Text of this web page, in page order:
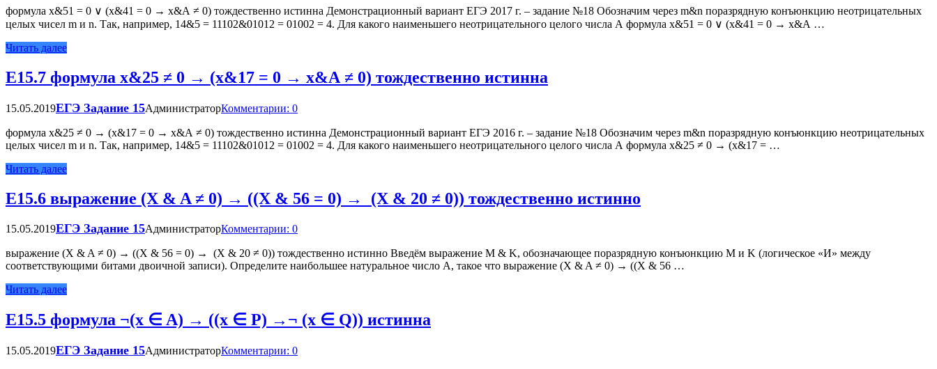
формула x&51 = 0 ∨ (x&41 = 0 → x&А ≠ 0) тождественно истинна Демонстрационный вариант ЕГЭ 2017 г. – задание №18 Обозначим через m&n поразрядную конъюнкцию неотрицательных
целых чисел m и n. Так, например, 14&5 = 11102&01012 = 01002 = 4. Для какого наименьшего неотрицательного целого числа А формула x&51 = 0 ∨ (x&41 = 0 → x&А …
Читать далее
Е15.7 фор­му­ла x&25 ≠ 0 → (x&17 = 0 → x&А ≠ 0) тож­де­ствен­но ис­тин­на
15.05.2019ЕГЭ Задание 15АдминистраторКомментарии: 0
фор­му­ла x&25 ≠ 0 → (x&17 = 0 → x&А ≠ 0) тож­де­ствен­но ис­тин­на Демонстрационный вариант ЕГЭ 2016 г. – задание №18 Обо­зна­чим через m&n по­раз­ряд­ную конъ­юнк­цию не­от­ри­ца­тель­ных
целых чисел m и n. Так, на­при­мер, 14&5 = 11102&01012 = 01002 = 4. Для ка­ко­го наи­мень­ше­го не­от­ри­ца­тель­но­го це­ло­го числа А фор­му­ла x&25 ≠ 0 → (x&17 = …
Читать далее
Е15.6 выражение (X & A ≠ 0) → ((X & 56 = 0) → (X & 20 ≠ 0)) тождественно истинно
15.05.2019ЕГЭ Задание 15АдминистраторКомментарии: 0
выражение (X & A ≠ 0) → ((X & 56 = 0) → (X & 20 ≠ 0)) тождественно истинно Введём выражение M & K, обозначающее поразрядную конъюнкцию M и K (логическое «И» между
соответствующими битами двоичной записи). Определите наибольшее натуральное число A, такое что выражение (X & A ≠ 0) → ((X & 56 …
Читать далее
Е15.5 формула ¬(x ∈ A) → ((x ∈ P) →¬ (x ∈ Q)) истинна
15.05.2019ЕГЭ Задание 15АдминистраторКомментарии: 0